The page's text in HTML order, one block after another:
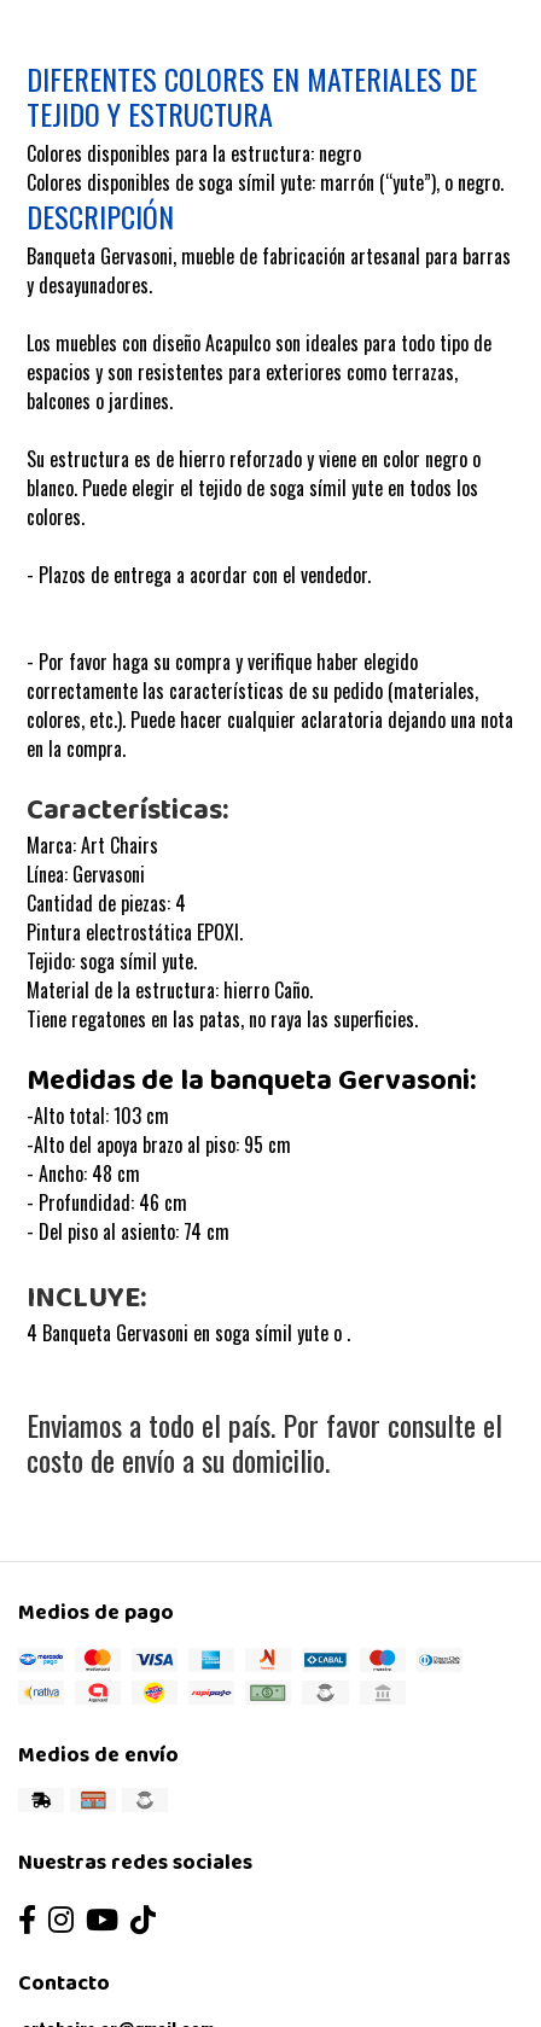
DIFERENTES COLORES EN MATERIALES DE
TEJIDO Y ESTRUCTURA
Colores disponibles para la estructura: negro
Colores disponibles de soga símil yute: marrón (“yute”), o negro.
DESCRIPCIÓN
Banqueta Gervasoni, mueble de fabricación artesanal para barras
y desayunadores.
Los muebles con diseño Acapulco son ideales para todo tipo de
espacios y son resistentes para exteriores como terrazas,
balcones o jardines.
Su estructura es de hierro reforzado y viene en color negro o
blanco. Puede elegir el tejido de soga símil yute en todos los
colores.
- Plazos de entrega a acordar con el vendedor.
- Por favor haga su compra y verifique haber elegido
correctamente las características de su pedido (materiales,
colores, etc.). Puede hacer cualquier aclaratoria dejando una nota
en la compra.
Características:
Marca: Art Chairs
Línea: Gervasoni
Cantidad de piezas: 4
Pintura electrostática EPOXI.
Tejido: soga símil yute.
Material de la estructura: hierro Caño.
Tiene regatones en las patas, no raya las superficies.
Medidas de la banqueta Gervasoni:
-Alto total: 103 cm
-Alto del apoya brazo al piso: 95 cm
- Ancho: 48 cm
- Profundidad: 46 cm
- Del piso al asiento: 74 cm
INCLUYE:
4 Banqueta Gervasoni en soga símil yute o .
Enviamos a todo el país. Por favor consulte el
costo de envío a su domicilio.
Medios de pago
Medios de envío
Nuestras redes sociales
Contacto